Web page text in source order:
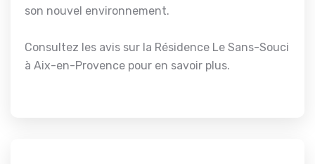
son nouvel environnement.
Consultez les avis sur la Résidence Le Sans-Souci
à Aix-en-Provence pour en savoir plus.